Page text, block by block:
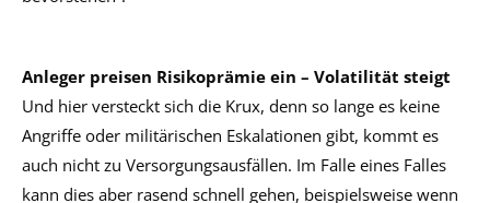
Anleger preisen Risikoprämie ein – Volatilität steigt
Und hier versteckt sich die Krux, denn so lange es keine
Angriffe oder militärischen Eskalationen gibt, kommt es
auch nicht zu Versorgungsausfällen. Im Falle eines Falles
kann dies aber rasend schnell gehen, beispielsweise wenn